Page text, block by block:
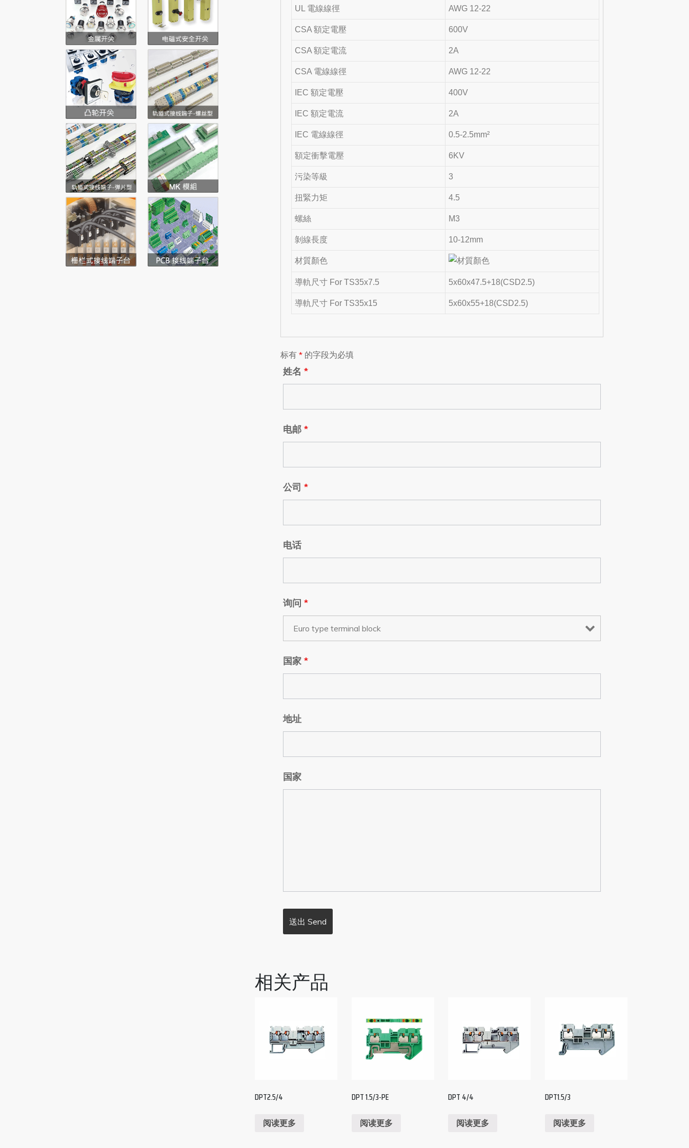
UL 電線線徑 AWG 12-22
CSA 額定電壓 600V
CSA 額定電流 2A
CSA 電線線徑 AWG 12-22
IEC 額定電壓 400V
IEC 額定電流 2A
IEC 電線線徑 0.5-2.5mm²
額定衝擊電壓 6KV
污染等級 3
扭緊力矩 4.5
螺絲 M3
剝線長度 10-12mm
材質顏色
導軌尺寸 For TS35x7.5 5x60x47.5+18(CSD2.5)
導軌尺寸 For TS35x15 5x60x55+18(CSD2.5)
标有 * 的字段为必填
姓名 *
电邮 *
公司 *
电话
询问 *
国家 *
地址
国家
相关产品
DPT2.5/4
阅读更多
DPT 1.5/3-PE
阅读更多
DPT 4/4
阅读更多
DPT1.5/3
阅读更多